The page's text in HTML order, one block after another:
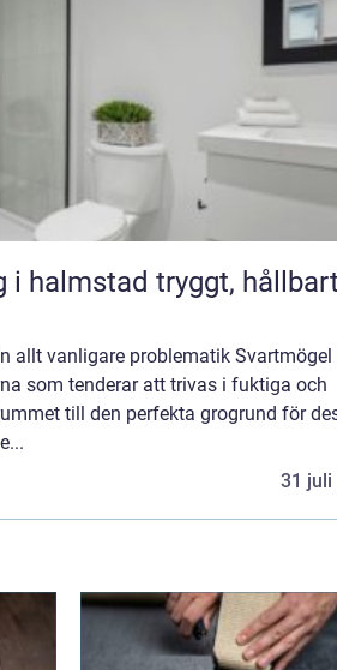
tryggt, hållbart
allt vanligare problematik Svartmögel
som tenderar att trivas i fuktiga och
till den perfekta grogrund för
31 juli